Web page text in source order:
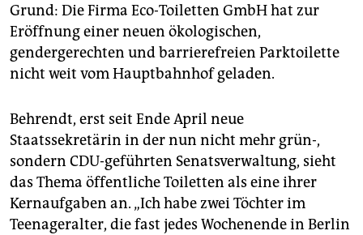
Grund: Die Firma Eco-Toiletten GmbH hat zur
Eröffnung einer neuen ökologischen,
gendergerechten und barrierefreien Parktoilette
nicht weit vom Hauptbahnhof geladen.
Behrendt, erst seit Ende April neue
Staatssekretärin in der nun nicht mehr grün-,
sondern CDU-geführten Senatsverwaltung, sieht
das Thema öffentliche Toiletten als eine ihrer
Kernaufgaben an. „Ich habe zwei Töchter im
Teenageralter, die fast jedes Wochenende in Berlin